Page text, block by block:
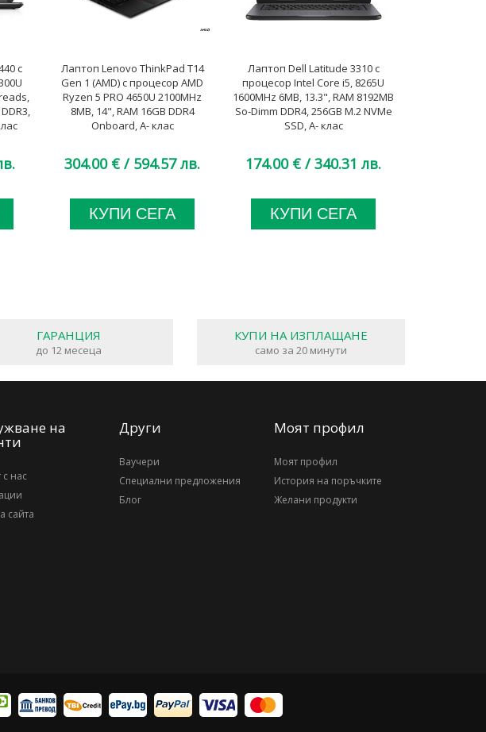
с
Лаптоп Lenovo ThinkPad T14
Gen 1 (AMD) с процесор AMD
Ryzen 5 PRO 4650U 2100MHz
8MB, 14", RAM 16GB DDR4
Onboard, A- клас
304.00 € / 594.57 лв.
КУПИ СЕГА
Лаптоп Dell Latitude 3310 с
процесор Intel Core i5, 8265U
1600MHz 6MB, 13.3", RAM 8192MB
So-Dimm DDR4, 256GB M.2 NVMe
SSD, A- клас
174.00 € / 340.31 лв.
КУПИ СЕГА
ГАРАНЦИЯ
до 12 месеца
КУПИ НА ИЗПЛАЩАНЕ
само за 20 минути
на
с нас
сайта
Други
Ваучери
Специални предложения
Блог
Моят профил
Моят профил
История на поръчките
Желани продукти